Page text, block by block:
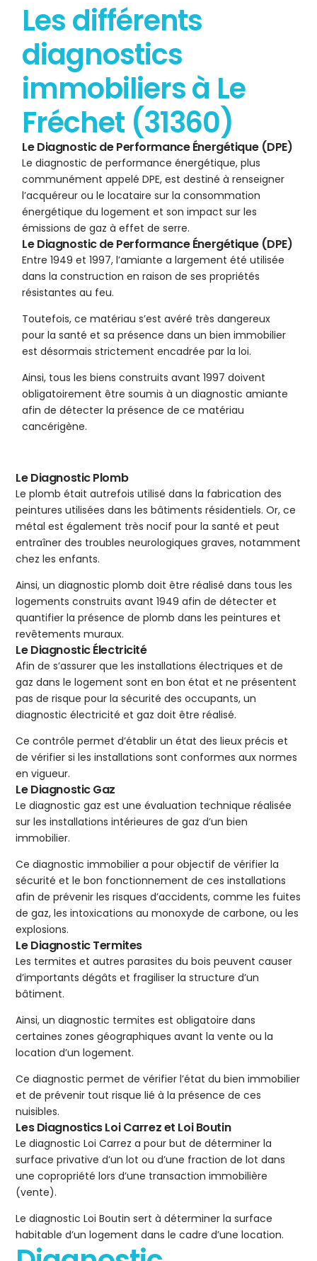
Les différents
diagnostics
immobiliers à Le
Fréchet (31360)
Le Diagnostic de Performance Énergétique (DPE)
Le diagnostic de performance énergétique, plus
communément appelé DPE, est destiné à renseigner
l’acquéreur ou le locataire sur la consommation
énergétique du logement et son impact sur les
émissions de gaz à effet de serre.
Le Diagnostic de Performance Énergétique (DPE)
Entre 1949 et 1997, l’amiante a largement été utilisée
dans la construction en raison de ses propriétés
résistantes au feu.
Toutefois, ce matériau s’est avéré très dangereux
pour la santé et sa présence dans un bien immobilier
est désormais strictement encadrée par la loi.
Ainsi, tous les biens construits avant 1997 doivent
obligatoirement être soumis à un diagnostic amiante
afin de détecter la présence de ce matériau
cancérigène.
Le Diagnostic Plomb
Le plomb était autrefois utilisé dans la fabrication des
peintures utilisées dans les bâtiments résidentiels. Or, ce
métal est également très nocif pour la santé et peut
entraîner des troubles neurologiques graves, notamment
chez les enfants.
Ainsi, un diagnostic plomb doit être réalisé dans tous les
logements construits avant 1949 afin de détecter et
quantifier la présence de plomb dans les peintures et
revêtements muraux.
Le Diagnostic Électricité
Afin de s’assurer que les installations électriques et de
gaz dans le logement sont en bon état et ne présentent
pas de risque pour la sécurité des occupants, un
diagnostic électricité et gaz doit être réalisé.
Ce contrôle permet d’établir un état des lieux précis et
de vérifier si les installations sont conformes aux normes
en vigueur.
Le Diagnostic Gaz
Le diagnostic gaz est une évaluation technique réalisée
sur les installations intérieures de gaz d’un bien
immobilier.
Ce diagnostic immobilier a pour objectif de vérifier la
sécurité et le bon fonctionnement de ces installations
afin de prévenir les risques d’accidents, comme les fuites
de gaz, les intoxications au monoxyde de carbone, ou les
explosions.
Le Diagnostic Termites
Les termites et autres parasites du bois peuvent causer
d’importants dégâts et fragiliser la structure d’un
bâtiment.
Ainsi, un diagnostic termites est obligatoire dans
certaines zones géographiques avant la vente ou la
location d’un logement.
Ce diagnostic permet de vérifier l’état du bien immobilier
et de prévenir tout risque lié à la présence de ces
nuisibles.
Les Diagnostics Loi Carrez et Loi Boutin
Le diagnostic Loi Carrez a pour but de déterminer la
surface privative d’un lot ou d’une fraction de lot dans
une copropriété lors d’une transaction immobilière
(vente).
Le diagnostic Loi Boutin sert à déterminer la surface
habitable d’un logement dans le cadre d’une location.